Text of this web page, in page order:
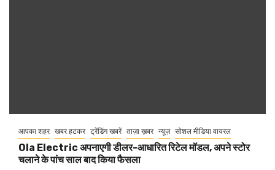
आपका शहर खबर हटकर ट्रेंडिंग खबरें ताज़ा ख़बर न्यूज़ सोशल मीडिया वायरल
Ola Electric अपनाएगी डीलर-आधारित रिटेल मॉडल, अपने स्टोर
चलाने के पांच साल बाद किया फैसला